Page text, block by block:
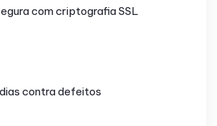
com criptografia SSL
contra defeitos